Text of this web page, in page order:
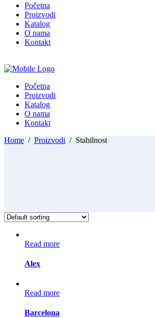
Početna
Proizvodi
Katalog
O nama
Kontakt
Početna
Proizvodi
Katalog
O nama
Kontakt
Home / Proizvodi / Stabilnost
Read more
Alex
Read more
Barcelona